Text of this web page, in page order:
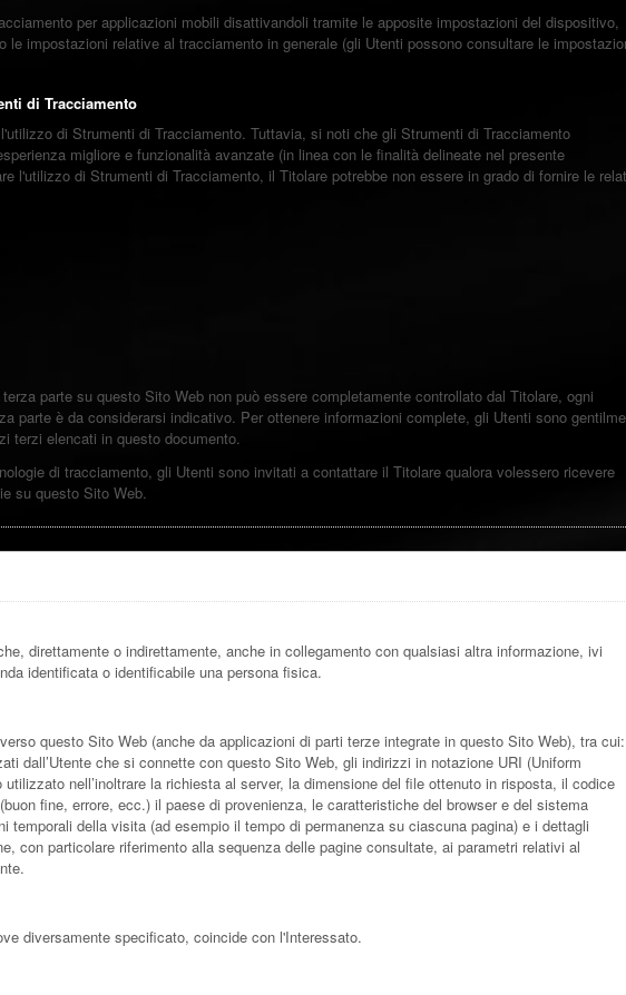
per applicazioni mobili disattivandoli tramite le apposite impostazioni del dispositivo,
impostazioni relative al tracciamento in generale (gli Utenti possono consultare le
di Tracciamento
di Strumenti di Tracciamento. Tuttavia, si noti che gli Strumenti di Tracciamento
migliore e funzionalità avanzate (in linea con le finalità delineate nel presente
l'utilizzo di Strumenti di Tracciamento, il Titolare potrebbe non essere in grado di fornire le
parte su questo Sito Web non può essere completamente controllato dal Titolare, ogni
parte è da considerarsi indicativo. Per ottenere informazioni complete, gli Utenti sono
terzi elencati in questo documento.
di tracciamento, gli Utenti sono invitati a contattare il Titolare qualora volessero ricevere
su questo Sito Web.
direttamente o indirettamente, anche in collegamento con qualsiasi altra informazione, ivi
identificata o identificabile una persona fisica.
questo Sito Web (anche da applicazioni di parti terze integrate in questo Sito Web), tra cui:
dall’Utente che si connette con questo Sito Web, gli indirizzi in notazione URI (Uniform
nell’inoltrare la richiesta al server, la dimensione del file ottenuto in risposta, il codice
fine, errore, ecc.) il paese di provenienza, le caratteristiche del browser e del sistema
della visita (ad esempio il tempo di permanenza su ciascuna pagina) e i dettagli
con particolare riferimento alla sequenza delle pagine consultate, ai parametri relativi al
diversamente specificato, coincide con l'Interessato.